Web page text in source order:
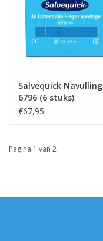
Salvequick Navulling
6796 (6 stuks)
€67,95
Pagina 1 van 2